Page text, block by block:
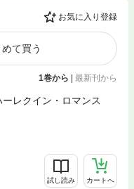
お気に入り登録
て買う
1巻から 最新刊から
レクイン・ロマンス
試し読み カートへ